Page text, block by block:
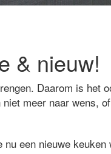
& nieuw!
Daarom is het
meer naar wens,
een nieuwe